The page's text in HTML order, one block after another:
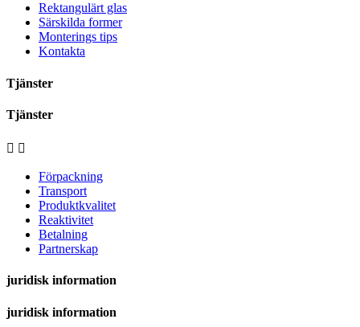
Rektangulärt glas
Särskilda former
Monterings tips
Kontakta
Tjänster
Tjänster
 
Förpackning
Transport
Produktkvalitet
Reaktivitet
Betalning
Partnerskap
juridisk information
juridisk information